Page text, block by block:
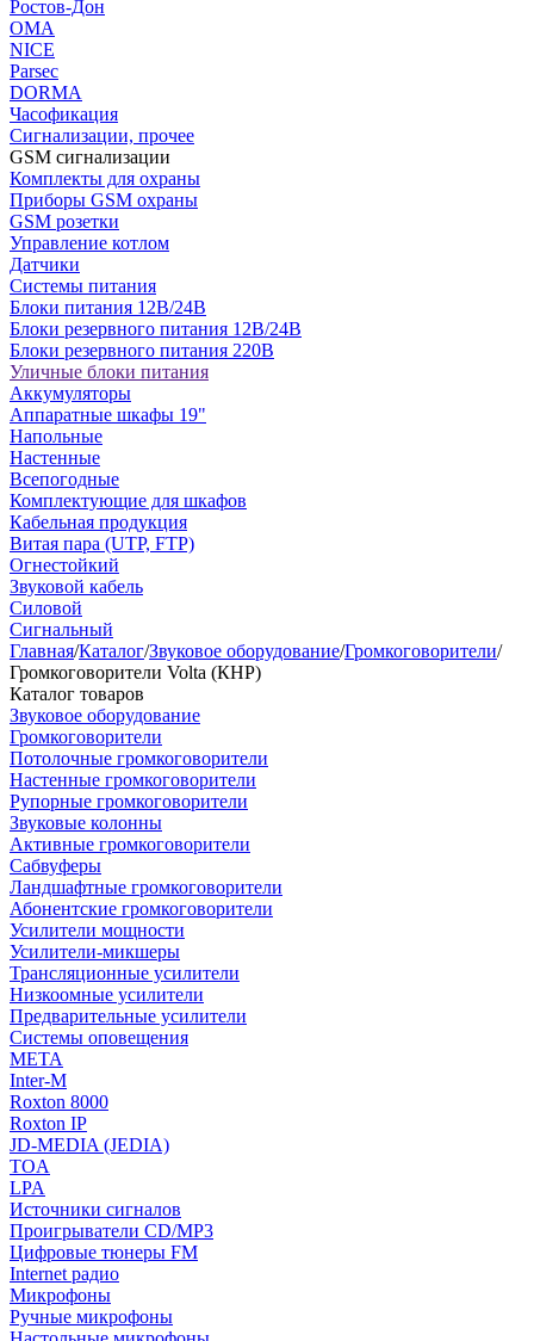
Ростов-Дон
ОМА
NICE
Parsec
DORMA
Часофикация
Сигнализации, прочее
GSM сигнализации
Комплекты для охраны
Приборы GSM охраны
GSM розетки
Управление котлом
Датчики
Системы питания
Блоки питания 12В/24В
Блоки резервного питания 12В/24В
Блоки резервного питания 220В
Уличные блоки питания
Аккумуляторы
Аппаратные шкафы 19"
Напольные
Настенные
Всепогодные
Комплектующие для шкафов
Кабельная продукция
Витая пара (UTP, FTP)
Огнестойкий
Звуковой кабель
Силовой
Сигнальный
Главная/Каталог/Звуковое оборудование/Громкоговорители/
Громкоговорители Volta (КНР)
Каталог товаров
Звуковое оборудование
Громкоговорители
Потолочные громкоговорители
Настенные громкоговорители
Рупорные громкоговорители
Звуковые колонны
Активные громкоговорители
Сабвуферы
Ландшафтные громкоговорители
Абонентские громкоговорители
Усилители мощности
Усилители-микшеры
Трансляционные усилители
Низкоомные усилители
Предварительные усилители
Системы оповещения
МЕТА
Inter-M
Roxton 8000
Roxton IP
JD-MEDIA (JEDIA)
TOA
LPA
Источники сигналов
Проигрыватели CD/MP3
Цифровые тюнеры FM
Internet радио
Микрофоны
Ручные микрофоны